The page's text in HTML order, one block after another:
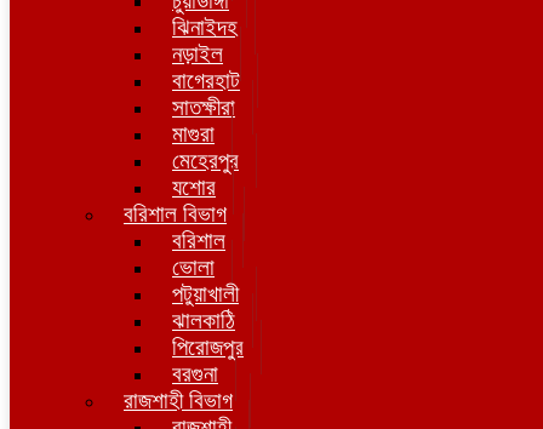
ঝিনাইদহ
নড়াইল
বাগেরহাট
সাতক্ষীরা
মাগুরা
মেহেরপুর
যশোর
বরিশাল বিভাগ
বরিশাল
ভোলা
পটুয়াখালী
ঝালকাঠি
পিরোজপুর
বরগুনা
রাজশাহী বিভাগ